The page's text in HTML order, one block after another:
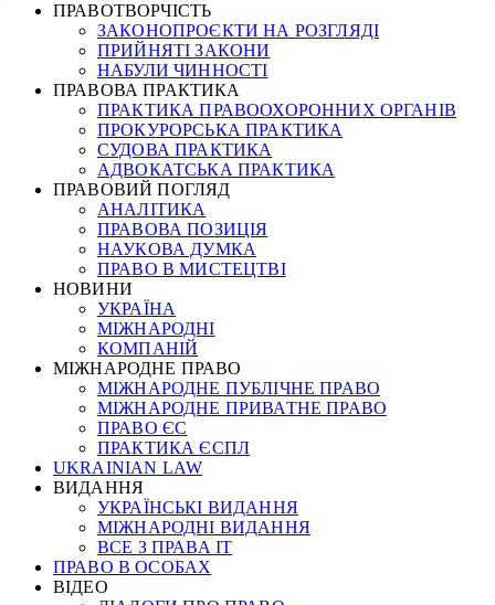
ПРАВОТВОРЧІСТЬ
ЗАКОНОПРОЄКТИ НА РОЗГЛЯДІ
ПРИЙНЯТІ ЗАКОНИ
НАБУЛИ ЧИННОСТІ
ПРАВОВА ПРАКТИКА
ПРАКТИКА ПРАВООХОРОННИХ ОРГАНІВ
ПРОКУРОРСЬКА ПРАКТИКА
СУДОВА ПРАКТИКА
АДВОКАТСЬКА ПРАКТИКА
ПРАВОВИЙ ПОГЛЯД
АНАЛІТИКА
ПРАВОВА ПОЗИЦІЯ
НАУКОВА ДУМКА
ПРАВО В МИСТЕЦТВІ
НОВИНИ
УКРАЇНА
МІЖНАРОДНІ
КОМПАНІЙ
МІЖНАРОДНЕ ПРАВО
МІЖНАРОДНЕ ПУБЛІЧНЕ ПРАВО
МІЖНАРОДНЕ ПРИВАТНЕ ПРАВО
ПРАВО ЄС
ПРАКТИКА ЄСПЛ
UKRAINIAN LAW
ВИДАННЯ
УКРАЇНСЬКІ ВИДАННЯ
МІЖНАРОДНІ ВИДАННЯ
ВСЕ З ПРАВА ІТ
ПРАВО В ОСОБАХ
ВІДЕО